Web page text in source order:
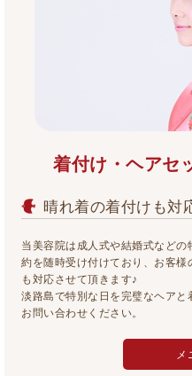
着付け・ヘアセ
晴れ着の着付けも対
当美容院は成人式や結婚式など
約を随時受け付けており、お客
も対応させて頂きます♪
淡路島で特別な日を完璧なヘア
お問い合わせください。
メ